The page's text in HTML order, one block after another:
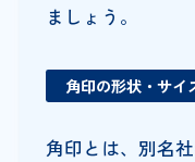
ましょう。
角印の形状・サイ
角印とは、別名社